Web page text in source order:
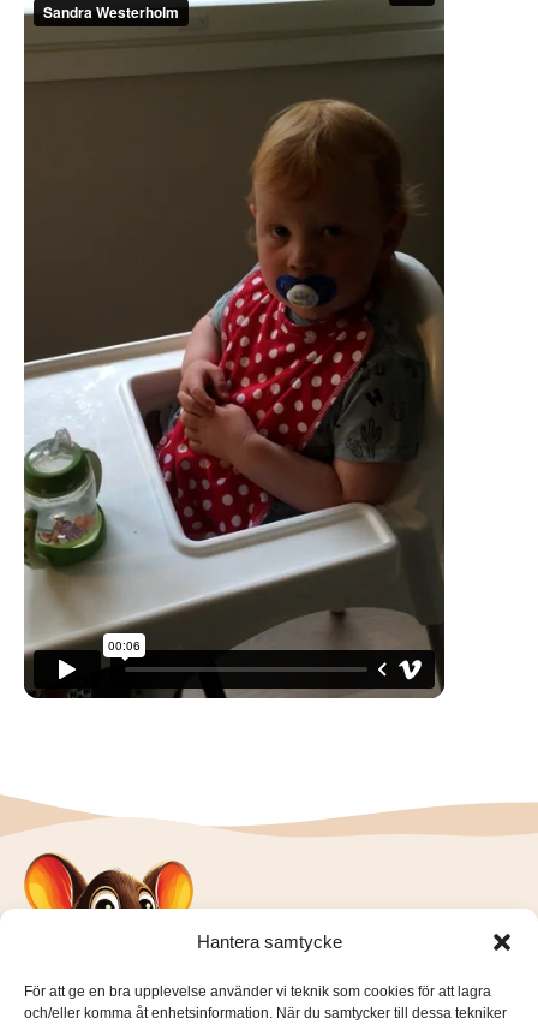
Hantera samtycke
För att ge en bra upplevelse använder vi teknik som cookies för att lagra
och/eller komma åt enhetsinformation. När du samtycker till dessa tekniker